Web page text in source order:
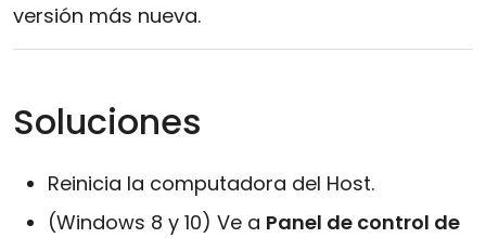
versión más nueva.
Soluciones
Reinicia la computadora del Host.
(Windows 8 y 10) Ve a Panel de control de